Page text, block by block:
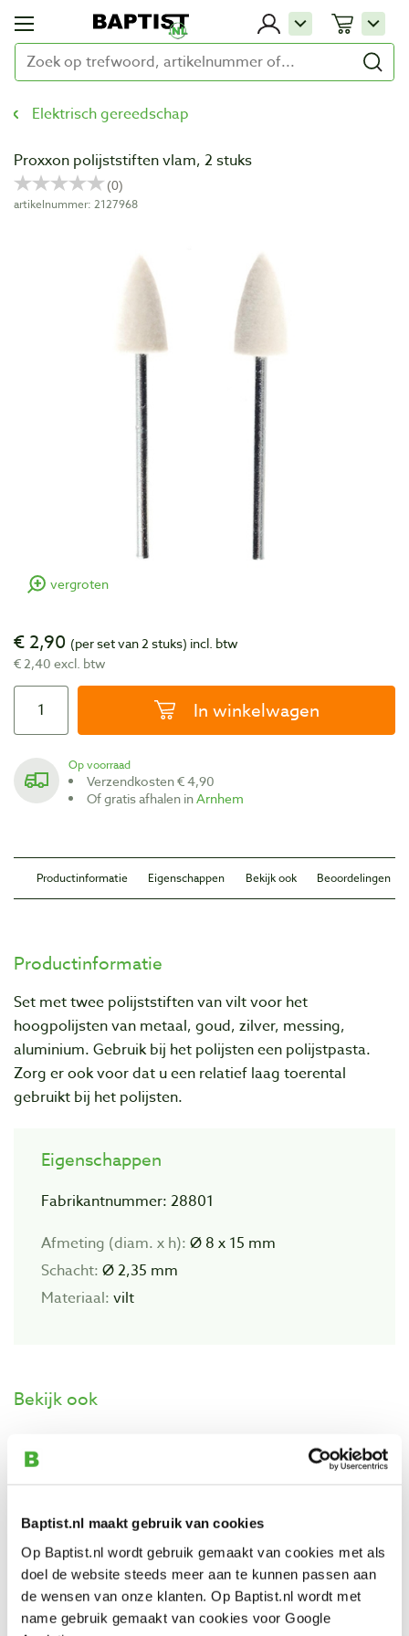
Baptist.nl maakt gebruik van cookies
Op Baptist.nl wordt gebruik gemaakt van cookies met als
doel de website steeds meer aan te kunnen passen aan
de wensen van onze klanten. Op Baptist.nl wordt met
name gebruik gemaakt van cookies voor Google
Elektrisch gereedschap
Proxxon polijststiften vlam, 2 stuks
artikelnummer: 2127968
vergroten
€ 2,90 (per set van 2 stuks) incl. btw
€ 2,40 excl. btw
In winkelwagen
Op voorraad
Verzendkosten € 4,90
Of gratis afhalen inArnhem
Productinformatie Eigenschappen Bekijk ook Beoordelingen
Productinformatie
Set met twee polijststiften van vilt voor het
hoogpolijsten van metaal, goud, zilver, messing,
aluminium. Gebruik bij het polijsten een polijstpasta.
Zorg er ook voor dat u een relatief laag toerental
gebruikt bij het polijsten.
Eigenschappen
Fabrikantnummer: 28801
Afmeting (diam. x h): Ø 8 x 15 mm
Schacht: Ø 2,35 mm
Materiaal: vilt
Bekijk ook
Proxxon polijststiften cilinder, 2 stuks
Artikelnummer: 2127989
€ 2,90 incl. btw
Op voorraad
Vergelijken